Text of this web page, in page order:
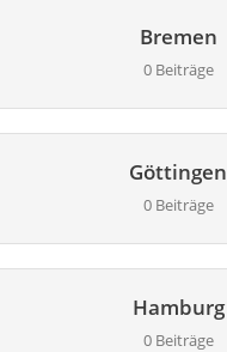
Bremen
0 Beiträge
Göttingen
0 Beiträge
Hamburg
0 Beiträge